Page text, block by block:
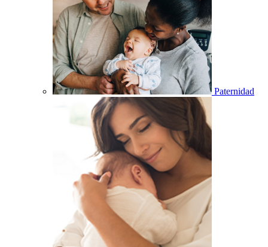
Paternidad